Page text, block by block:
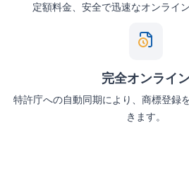
定額料金、安全で迅速なオンライ
完全オンライ
特許庁への自動同期により、商標登録
きます。